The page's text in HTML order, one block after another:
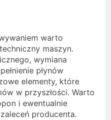
warto
maszyn.
wymiana
płynów
elementy, które
w przyszłości. Warto
i ewentualnie
producenta.